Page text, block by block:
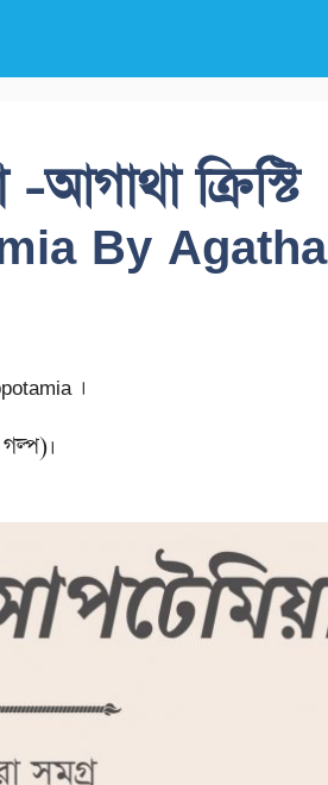
আগাথা ক্রিস্টি
By Agatha
।